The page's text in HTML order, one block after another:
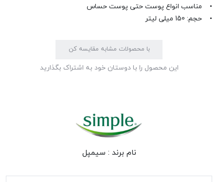
• مناسب انواع پوست حتی پوست حساس
• حجم: 150 میلی لیتر
با محصولات مشابه مقایسه کن
این محصول را با دوستان خود به اشتراک بگذارید
نام برند : سیمپل